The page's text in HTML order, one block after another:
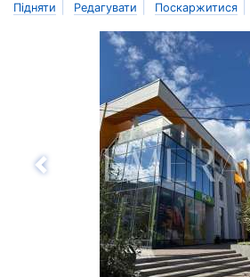
Підняти Редагувати Поскаржитися
Назад